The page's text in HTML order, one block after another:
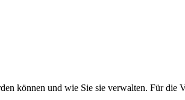
können und wie Sie sie verwalten. Für die